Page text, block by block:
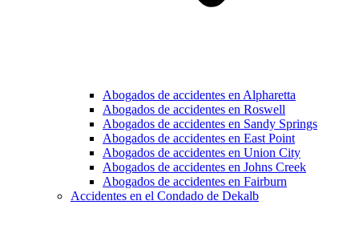
Abogados de accidentes en Alpharetta
Abogados de accidentes en Roswell
Abogados de accidentes en Sandy Springs
Abogados de accidentes en East Point
Abogados de accidentes en Union City
Abogados de accidentes en Johns Creek
Abogados de accidentes en Fairburn
Accidentes en el Condado de Dekalb